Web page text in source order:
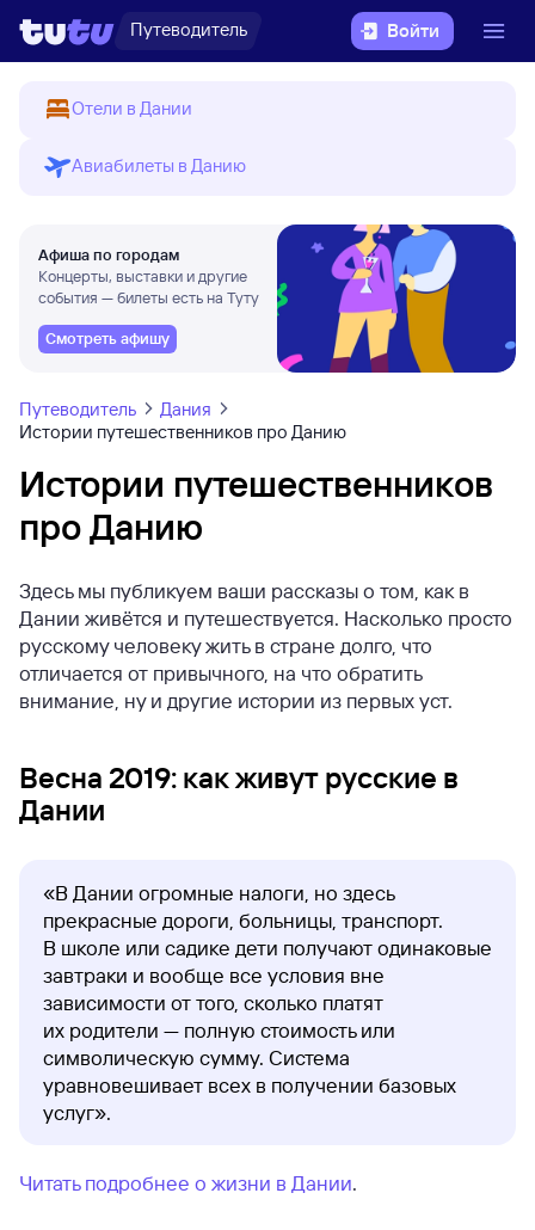
Путеводитель Войти
Отели в Дании
Авиабилеты в Данию
Афиша по городам
Концерты, выставки и другие
события — билеты есть на Туту
Смотреть афишу
Путеводитель
Дания
Истории путешественников про Данию
Истории путешественников
про Данию
Здесь мы публикуем ваши рассказы о том, как в
Дании живётся и путешествуется. Насколько просто
русскому человеку жить в стране долго, что
отличается от привычного, на что обратить
внимание, ну и другие истории из первых уст.
Весна 2019: как живут русские в
Дании
«В Дании огромные налоги, но здесь
прекрасные дороги, больницы, транспорт.
В школе или садике дети получают одинаковые
завтраки и вообще все условия вне
зависимости от того, сколько платят
их родители — полную стоимость или
символическую сумму. Система
уравновешивает всех в получении базовых
услуг».
Читать подробнее о жизни в Дании.